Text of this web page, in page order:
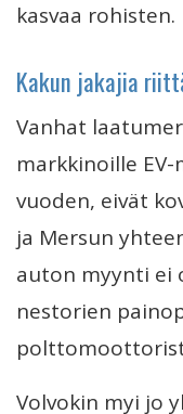
kasvaa rohisten.
Kakun jakajia
Vanhat
markkinoille
vuoden, eivät
ja Mersun
auton myynti ei
nestorien
Volvokin myi jo